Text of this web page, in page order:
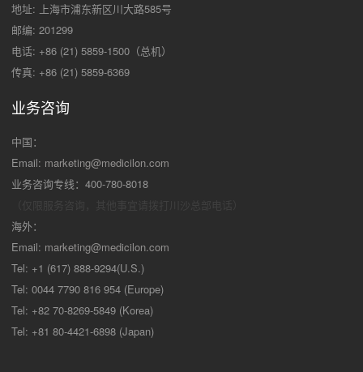
地址: 上海市浦东新区川大路585号
邮编: 201299
电话: +86 (21) 5859-1500（总机）
传真: +86 (21) 5859-6369
业务咨询
中国：
Email: marketing@medicilon.com
业务咨询专线：400-780-8018
海外：
Email: marketing@medicilon.com
Tel: +1 (617) 888-9294(U.S.)
Tel: 0044 7790 816 954 (Europe)
Tel: +82 70-8269-5849 (Korea)
Tel: +81 80-4421-6898 (Japan)